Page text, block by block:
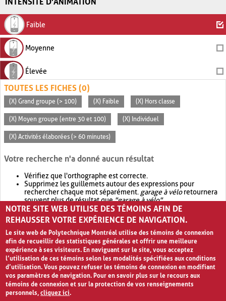
Faible
Moyenne
Élevée
TOUTES LES FICHES (0)
(X) Grand groupe (> 100) (X) Faible (X) Hors classe
(X) Moyen groupe (entre 30 et 100) (X) Individuel
(X) Activités élaborées (> 60 minutes)
Votre recherche n'a donné aucun résultat
Vérifiez que l'orthographe est correcte.
Supprimez les guillemets autour des expressions pour
rechercher chaque mot séparément. garage à véloretournera
souvent plus de résultat que"garage à vélo".
Envisagez d'élargir votre recherche avec OR.garage OR vélo
retournera souvent plus de résultat quegarage à vélo
NOTRE SITE WEB UTILISE DES TÉMOINS AFIN DE
REHAUSSER VOTRE EXPÉRIENCE DE NAVIGATION.
Le site web de Polytechnique Montréal utilise des témoins de connexion
afin de recueillir des statistiques générales et offrir une meilleure
expérience à ses visiteurs. En naviguant sur le site, vous acceptez
l’utilisation de ces témoins selon les modalités spécifiées aux conditions
d’utilisation. Vous pouvez refuser les témoins de connexion en modifiant
vos paramètres de navigation. Pour en savoir plus sur le recours aux
témoins de connexion et sur la protection de vos renseignements
personnels,cliquez ici.